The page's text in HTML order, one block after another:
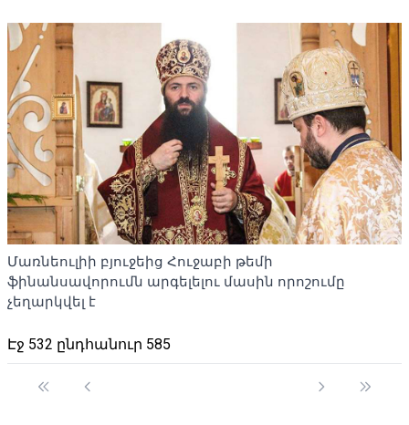
Մառնեուլիի բյուջեից Հուջաբի թեմի
ֆինանսավորումն արգելելու մասին որոշումը
չեղարկվել է
Էջ 532 ընդհանուր 585